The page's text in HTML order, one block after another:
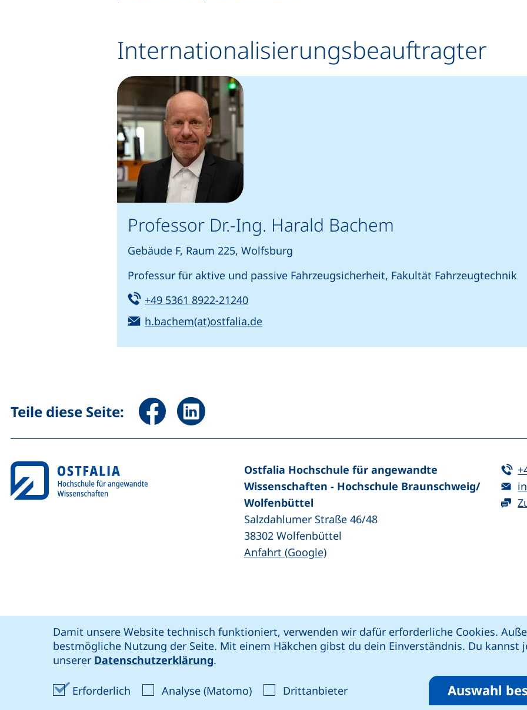
Damit unsere Website technisch funktioniert, verwenden wir dafür erforderliche Cookies.
bestmögliche Nutzung der Seite. Mit einem Häkchen gibst du dein Einverständnis. Du kannst
unserer Datenschutzerklärung.
Erforderlich Erforderliche Cookies akzeptieren
Analyse (Matomo)Analyse-Cookies akzeptieren
Drittanbieter: Cookies von Drittanbieter
Auswahl
Internationalisierungsbeauftragter
Professor Dr.-Ing. Harald Bachem
Gebäude F, Raum 225, Wolfsburg
Professur für aktive und passive Fahrzeugsicherheit, Fakultät Fahrzeugtechnik
Tel:
+49 5361 8922-21240(startet einen Telefonanruf, wenn Ihr Gerät dies zulässt)
E-Mail:
h.bachem(at)ostfalia.de(öffnet Ihr E-Mail-Programm)
Teile diese Seite: Seite über Facebook teilen (externer Link, öffnet neues Fenster)
Seite über LinkedIn teilen (externer Link, öffnet neues Fenster)
Ostfalia @: soziale Medien
unsere Facebook-Seite (externer Link, öffnet neues Fenster)
unsere LinkedIn-Seite (externer Link, öffnet neues Fenster)
unsere Instagram-Seite (externer Link, öffnet neues Fenster)
unsere YouTube-Seite (externer Link, öffnet neues Fenster)
Ostfalia Hochschule für angewandte
Wissenschaften - Hochschule Braunschweig/​
Wolfenbüttel
Salzdahlumer Straße 46/48
38302 Wolfenbüttel
Anfahrt (Google)(externer Link, öffnet neues Fenster)
Barriere melden